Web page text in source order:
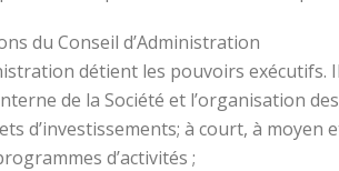
du Conseil d’Administration
détient les pouvoirs
de la Société et l’organisation
d’investissements; à court, à moyen
d’activités ;